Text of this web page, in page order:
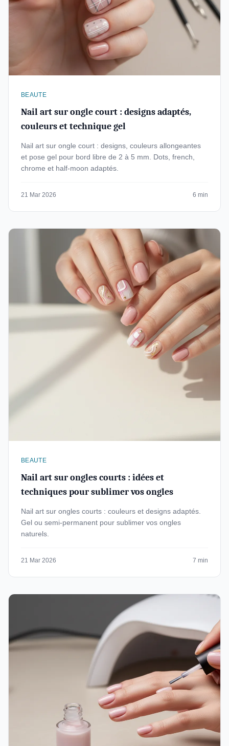
BEAUTE
Nail art sur ongle court : designs adaptés,
couleurs et technique gel
Nail art sur ongle court : designs, couleurs allongeantes
et pose gel pour bord libre de 2 à 5 mm. Dots, french,
chrome et half-moon adaptés.
21 Mar 2026 6 min
BEAUTE
Nail art sur ongles courts : idées et
techniques pour sublimer vos ongles
Nail art sur ongles courts : couleurs et designs adaptés.
Gel ou semi-permanent pour sublimer vos ongles
naturels.
21 Mar 2026 7 min